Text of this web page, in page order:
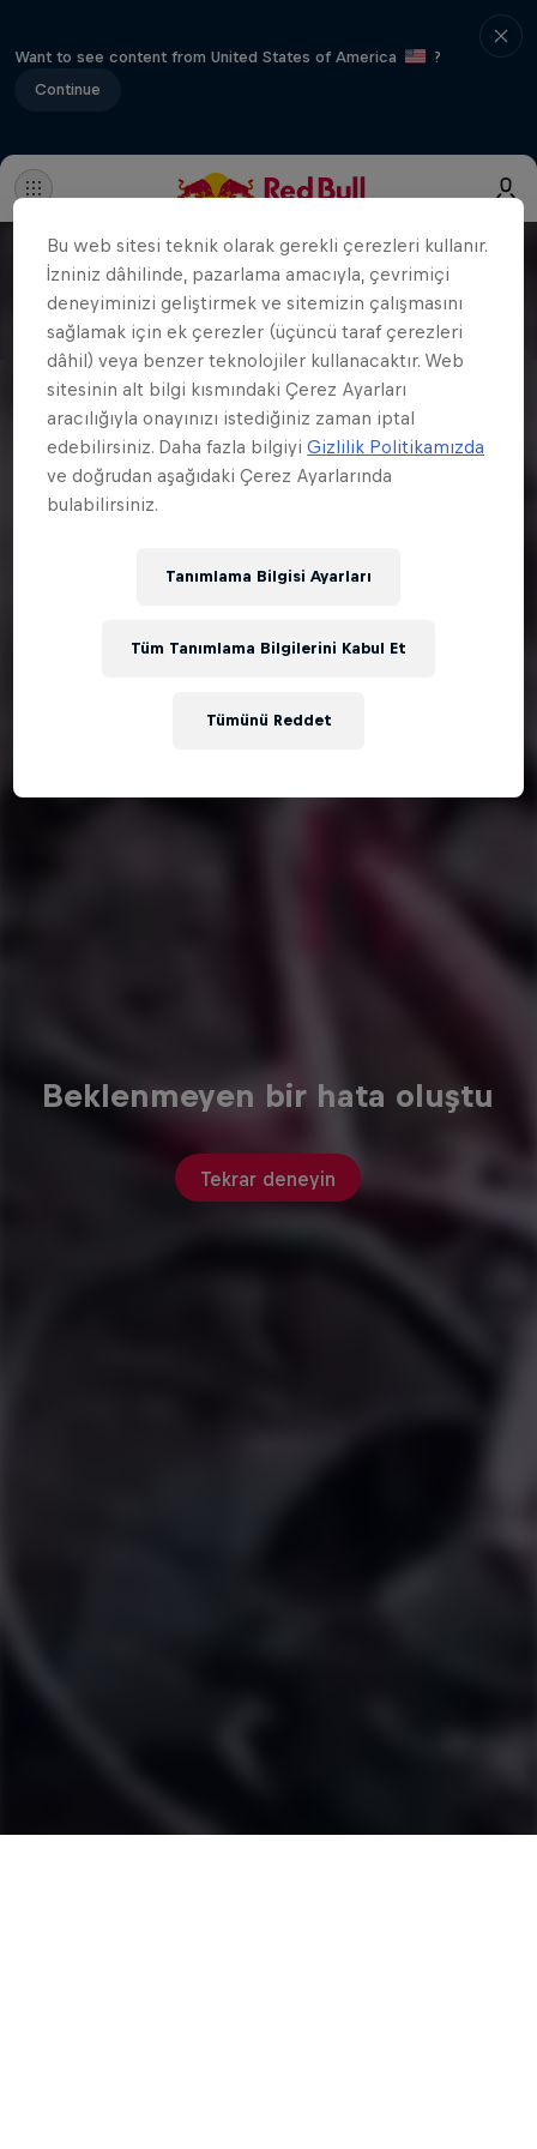
Want to see content from United States of America
?
Continue
Beklenmeyen bir hata oluştu
Tekrar deneyin
Bu web sitesi teknik olarak gerekli çerezleri kullanır.
İzniniz dâhilinde, pazarlama amacıyla, çevrimiçi
deneyiminizi geliştirmek ve sitemizin çalışmasını
sağlamak için ek çerezler (üçüncü taraf çerezleri
dâhil) veya benzer teknolojiler kullanacaktır. Web
sitesinin alt bilgi kısmındaki Çerez Ayarları
aracılığıyla onayınızı istediğiniz zaman iptal
edebilirsiniz. Daha fazla bilgiyiGizlilik Politikamızda
ve doğrudan aşağıdaki Çerez Ayarlarında
bulabilirsiniz.
Tanımlama Bilgisi Ayarları
Tümünü Reddet
Tüm Tanımlama Bilgilerini Kabul Et